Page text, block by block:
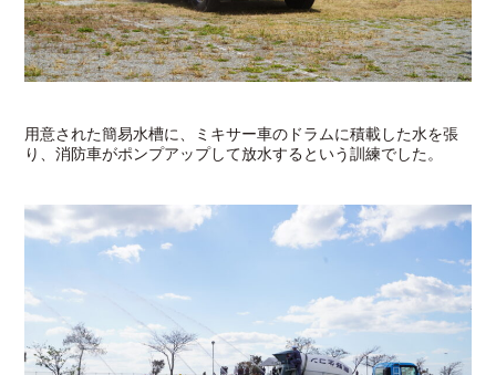
用意された簡易水槽に、ミキサー車のドラムに積載した水を張
り、消防車がポンプアップして放水するという訓練でした。